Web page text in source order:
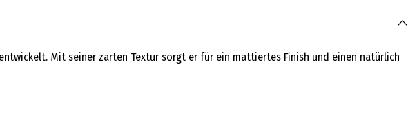
entwickelt. Mit seiner zarten Textur sorgt er für ein mattiertes Finish und einen natürlich